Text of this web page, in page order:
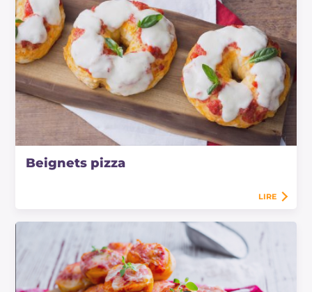
Beignets pizza
LIRE